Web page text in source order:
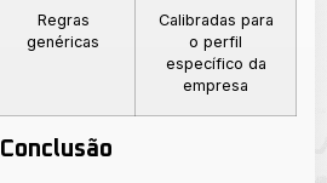
Regras
genéricas
Calibradas para
o perfil
específico da
empresa
Conclusão